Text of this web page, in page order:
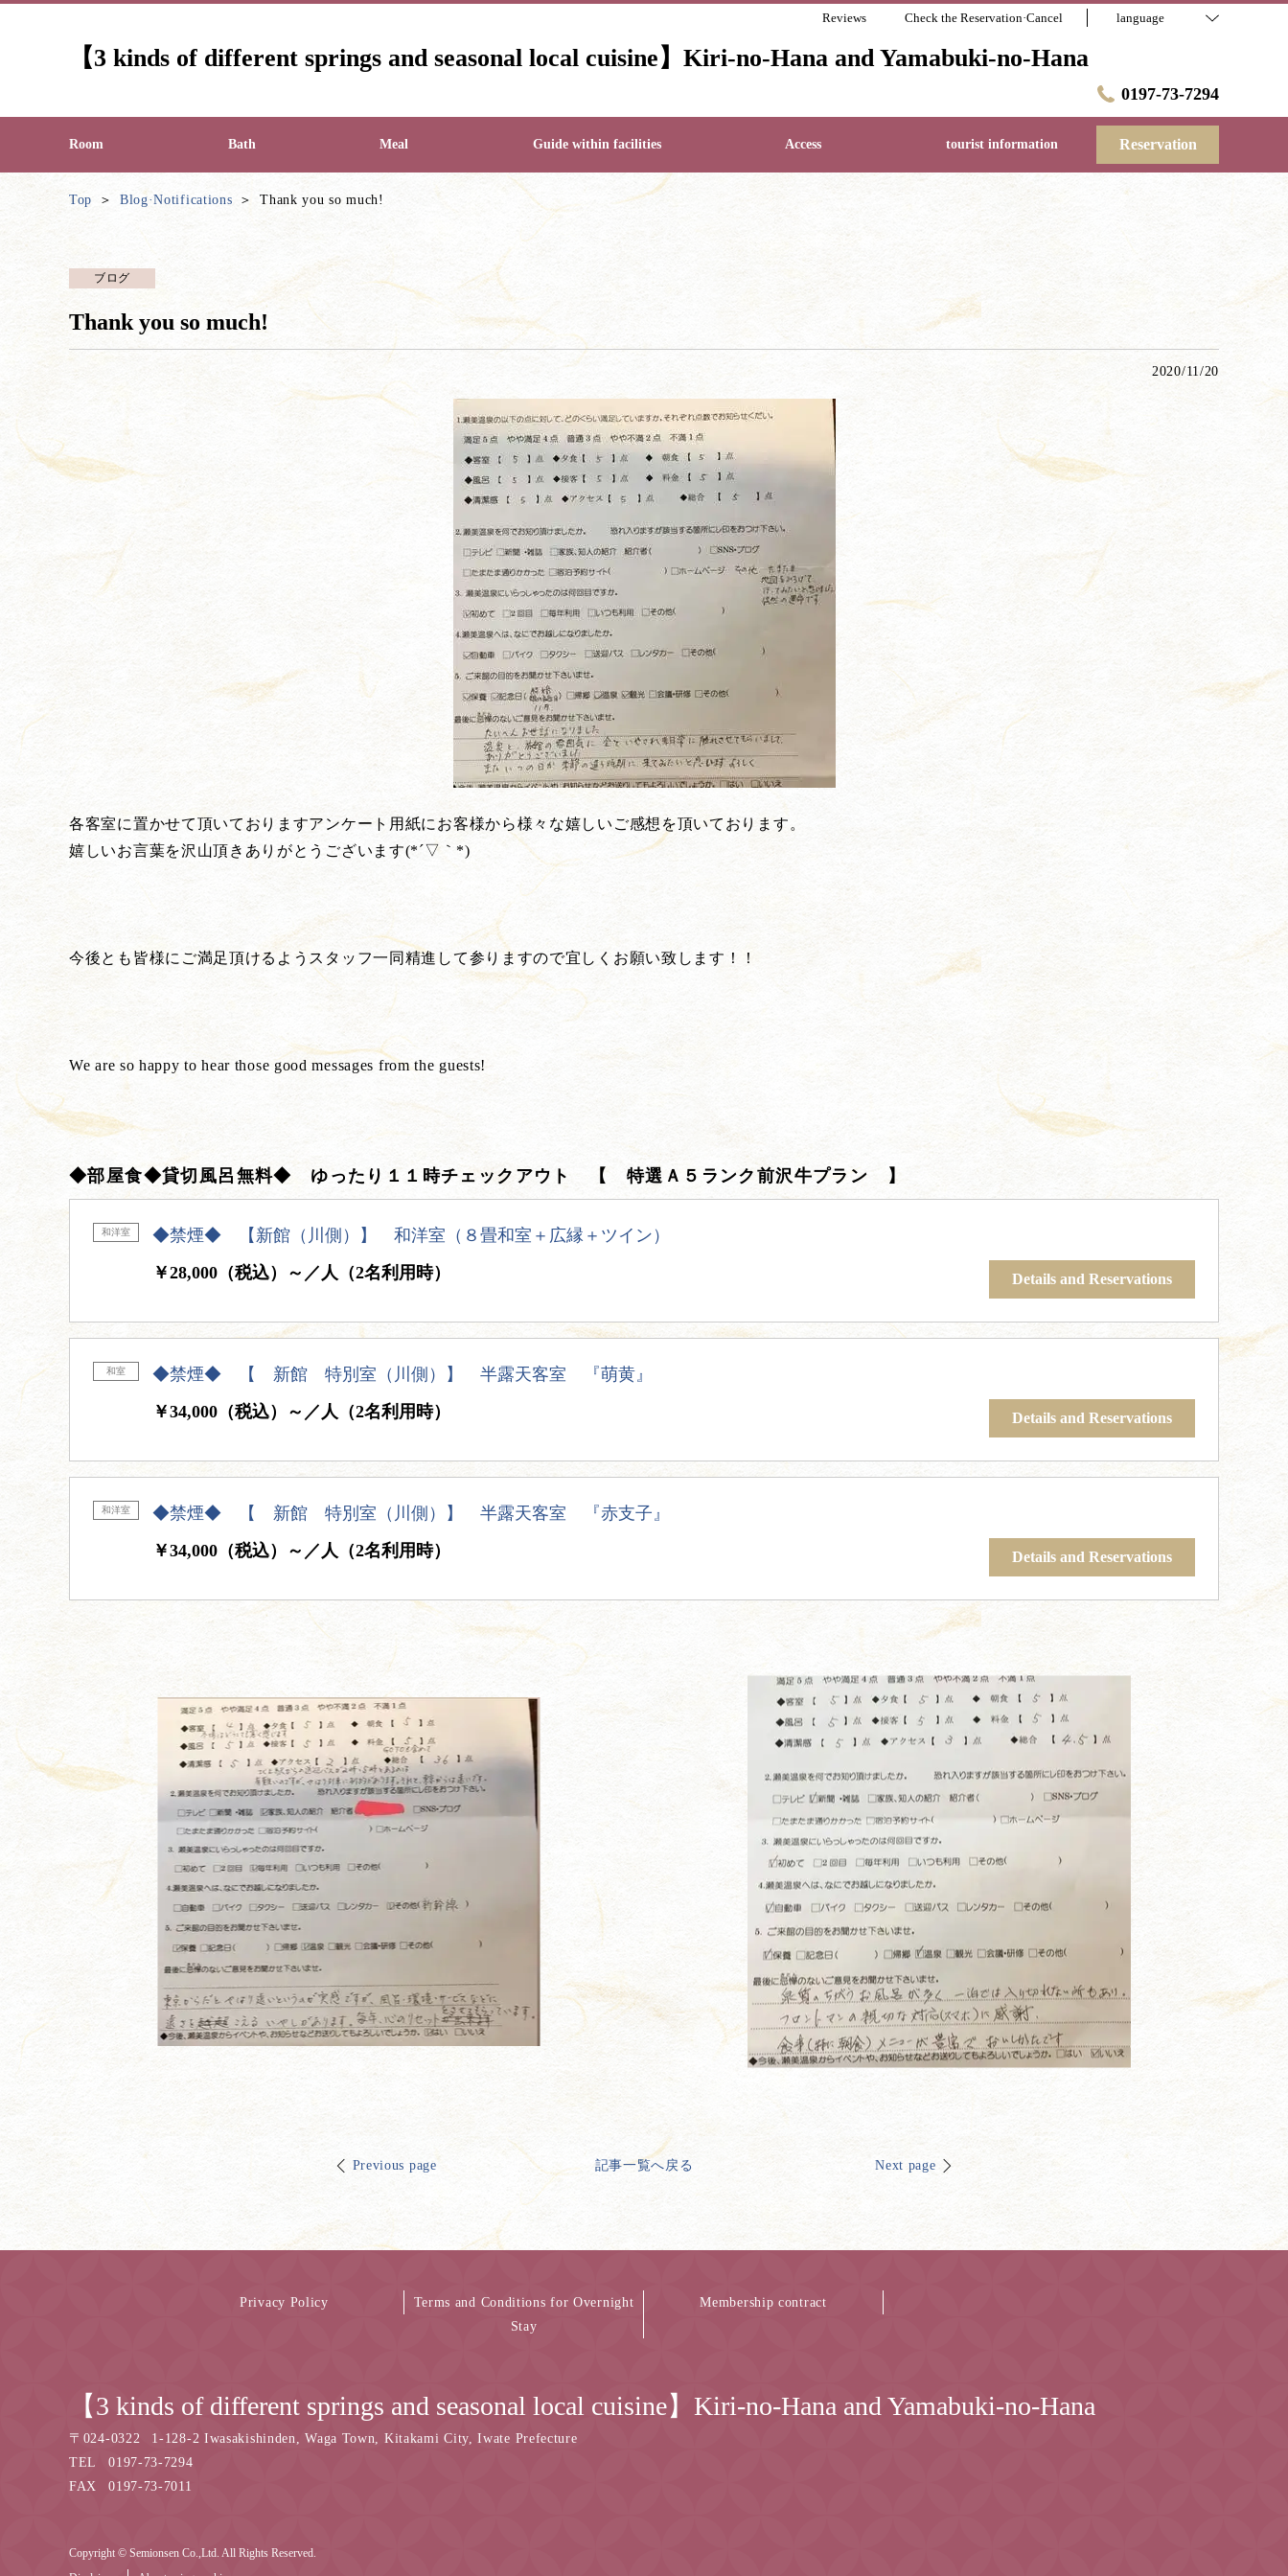
Reviews Check the Reservation·Cancel language
【3 kinds of different springs and seasonal local cuisine】Kiri-no-Hana and Yamabuki-no-Hana
0197-73-7294
Room Bath Meal Guide within facilities Access tourist information Reservation
Top Blog·Notifications Thank you so much!
ブログ
Thank you so much!
2020/11/20
各客室に置かせて頂いておりますアンケート用紙にお客様から様々な嬉しいご感想を頂いております。
嬉しいお言葉を沢山頂きありがとうございます(*´▽｀*)
今後とも皆様にご満足頂けるようスタッフ一同精進して参りますので宜しくお願い致します！！
We are so happy to hear those good messages from the guests!
◆部屋食◆貸切風呂無料◆ ゆったり１１時チェックアウト 【 特選Ａ５ランク前沢牛プラン 】
和洋室
◆禁煙◆ 【新館（川側）】 和洋室（８畳和室＋広縁＋ツイン）
￥28,000（税込）～／人（2名利用時）
Details and Reservations
和室
◆禁煙◆ 【 新館 特別室（川側）】 半露天客室 『萌黄』
￥34,000（税込）～／人（2名利用時）
Details and Reservations
和洋室
◆禁煙◆ 【 新館 特別室（川側）】 半露天客室 『赤支子』
￥34,000（税込）～／人（2名利用時）
Details and Reservations
Previous page 記事一覧へ戻る Next page
Privacy Policy
Terms and Conditions for Overnight
Stay
Membership contract
【3 kinds of different springs and seasonal local cuisine】Kiri-no-Hana and Yamabuki-no-Hana
〒 024-0322
1-128-2 Iwasakishinden, Waga Town, Kitakami City, Iwate Prefecture
TEL
0197-73-7294
FAX
0197-73-7011
Copyright © Semionsen Co.,Ltd. All Rights Reserved.